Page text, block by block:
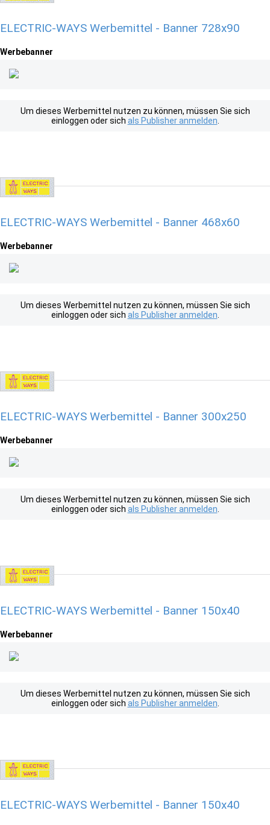
ELECTRIC-WAYS Werbemittel - Banner 728x90
Werbebanner
Um dieses Werbemittel nutzen zu können, müssen Sie sich
einloggen oder sich als Publisher anmelden
ELECTRIC-WAYS Werbemittel - Banner 468x60
Werbebanner
Um dieses Werbemittel nutzen zu können, müssen Sie sich
einloggen oder sich als Publisher anmelden
ELECTRIC-WAYS Werbemittel - Banner 300x250
Werbebanner
Um dieses Werbemittel nutzen zu können, müssen Sie sich
einloggen oder sich als Publisher anmelden
ELECTRIC-WAYS Werbemittel - Banner 150x40
Werbebanner
Um dieses Werbemittel nutzen zu können, müssen Sie sich
einloggen oder sich als Publisher anmelden
ELECTRIC-WAYS Werbemittel - Banner 150x40